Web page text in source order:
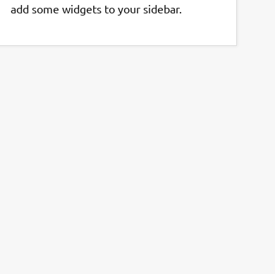
add some widgets to your sidebar.